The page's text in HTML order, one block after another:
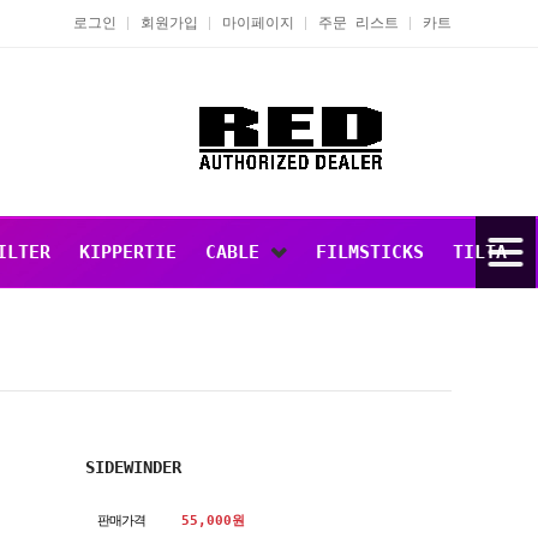
로그인 회원가입 마이페이지 주문 리스트 카트
KIPPERTIE CABLE FILMSTICKS TILTA
SIDEWINDER
판매가격 55,000원